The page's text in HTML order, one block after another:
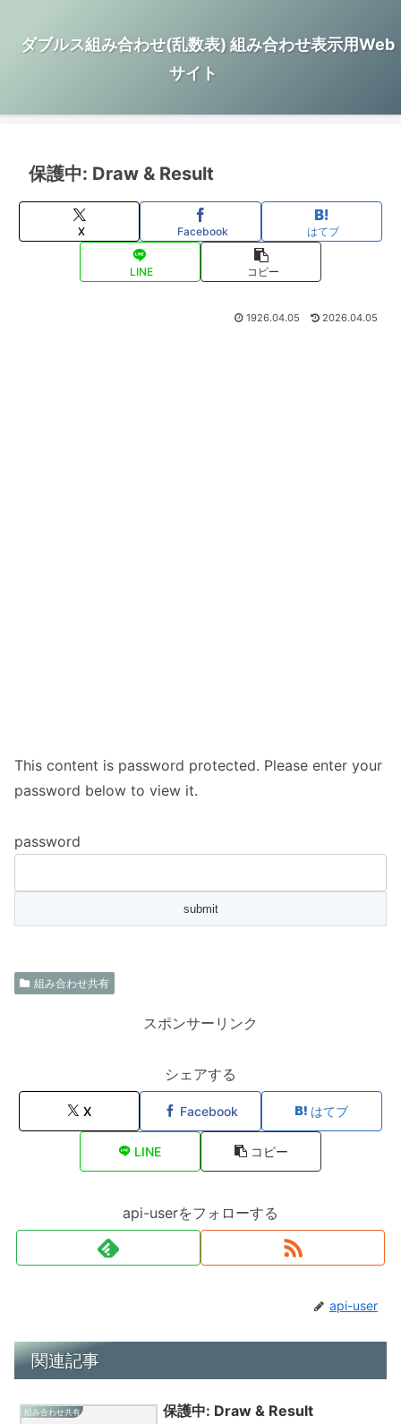
ダブルス組み合わせ(乱数表) 組み合わせ表示用Web
サイト
保護中: Draw & Result
X Facebook はてブ
LINE コピー
1926.04.05 2026.04.05
This content is password protected. Please enter your
password below to view it.
password
組み合わせ共有
スポンサーリンク
シェアする
X Facebook はてブ
LINE コピー
api-userをフォローする
api-user
関連記事
組み合わせ共有 保護中: Draw & Result